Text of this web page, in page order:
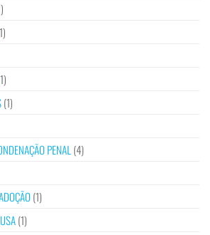
(1)
PENAL (4)
(1)
(1)